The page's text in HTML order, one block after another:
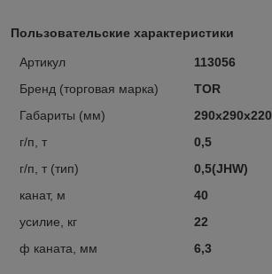
Пользовательские характеристики
Артикул
113056
Бренд (торговая марка)
TOR
Габариты (мм)
290х290х220
г/п, т
0,5
г/п, т (тип)
0,5(JHW)
канат, м
40
усилие, кг
22
ф каната, мм
6,3